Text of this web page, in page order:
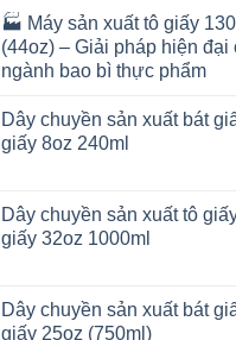
🏭 Máy sản xuất tô giấy
(44oz) – Giải pháp hiện đại
ngành bao bì thực phẩm
Dây chuyền sản xuất bát
giấy 8oz 240ml
Dây chuyền sản xuất tô
giấy 32oz 1000ml
Dây chuyền sản xuất bát
giấy 25oz (750ml)